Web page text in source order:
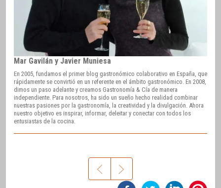
Mar Gavilán y Javier Muniesa
En 2005, fundamos el primer blog gastronómico colaborativo en España, que
rápidamente se convirtió en un referente en el ámbito gastronómico. En 2008,
dimos un paso adelante y creamos Gastronomía & Cía de manera
independiente. Para nosotros, ha sido un sueño hecho realidad combinar
nuestras pasiones por la gastronomía, la creatividad y la divulgación. Ahora
nuestro objetivo es inspirar, informar, deleitar y conectar con todos los
entusiastas de la cocina.